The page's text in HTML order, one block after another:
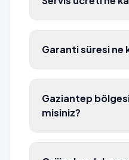
Garanti süresi ne
Gaziantep
misiniz?